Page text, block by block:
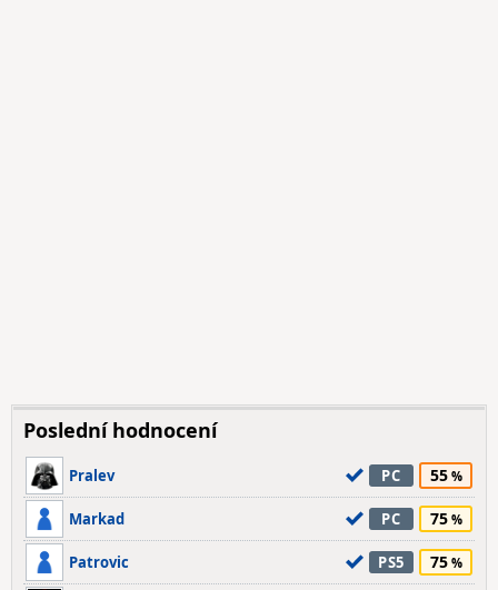
Poslední hodnocení
Pralev PC 55
Markad PC 75
Patrovic PS5 75